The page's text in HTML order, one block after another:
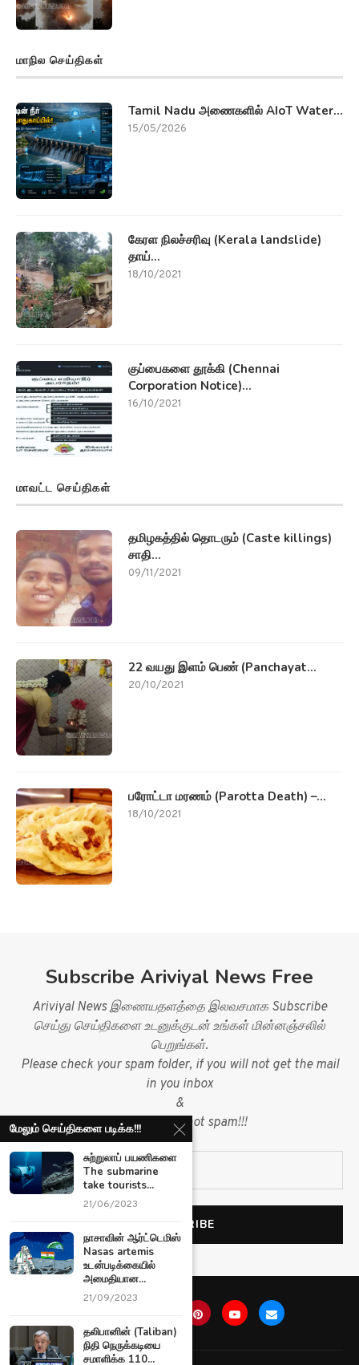
மாநில செய்திகள்
Tamil Nadu அணைகளில் AIoT Water...
15/05/2026
கேரள நிலச்சரிவு (Kerala landslide)
தாய்...
18/10/2021
குப்பைகளை தூக்கி (Chennai
Corporation Notice)...
16/10/2021
மாவட்ட செய்திகள்
தமிழகத்தில் தொடரும் (Caste killings)
சாதி...
09/11/2021
22 வயது இளம் பெண் (Panchayat...
20/10/2021
பரோட்டா மரணம் (Parotta Death) –...
18/10/2021
Subscribe Ariviyal News Free
Ariviyal News இணையதளத்தை இலவசமாக Subscribe
செய்து செய்திகளை உடனுக்குடன் உங்கள் மின்னஞ்சலில்
பெறுங்கள்.
Please check your spam folder, if you will not get the mail
in you inbox
&
mark mail as not spam!!!
மேலும் செய்திகளை படிக்க!!!
சுற்றுலாப் பயணிகளை
The submarine
take tourists...
21/06/2023
நாசாவின் ஆர்ட்டெமிஸ்
Nasas artemis
உடன்படிக்கையில்
அமைதியான...
21/09/2023
தலிபானின் (Taliban)
நிதி நெருக்கடியை
சமாளிக்க 110...